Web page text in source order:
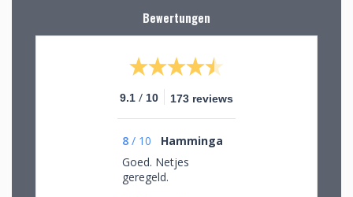
Bewertungen
9.1 / 10 173 reviews
8 / 10
Hamminga
Goed. Netjes
geregeld.